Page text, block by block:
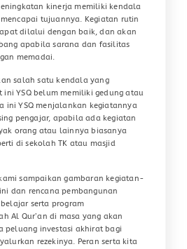
kinerja memiliki kendala
tujuannya. Kegiatan rutin
dilalui dengan baik, dan akan
apabila sarana dan fasilitas
memadai.
salah satu kendala yang
YSQ belum memiliki gedung atau
ini YSQ menjalankan kegiatannya
pengajar, apabila ada kegiatan
orang atau lainnya biasanya
di sekolah TK atau masjid
sampaikan gambaran kegiatan-
dan rencana pembangunan
serta program
Al Qur’an di masa yang akan
peluang investasi akhirat bagi
rezekinya. Peran serta kita